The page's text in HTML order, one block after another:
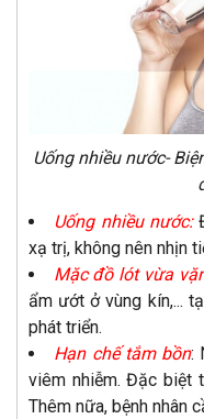
Uống nhiều nước-
Uống nhiều nước:
xạ trị, không nên nhịn
Mặc đồ lót vừa
ẩm ướt ở vùng kín,...
phát triển.
Hạn chế tắm bồn:
viêm nhiễm. Đặc biệt
Thêm nữa, bệnh nhân